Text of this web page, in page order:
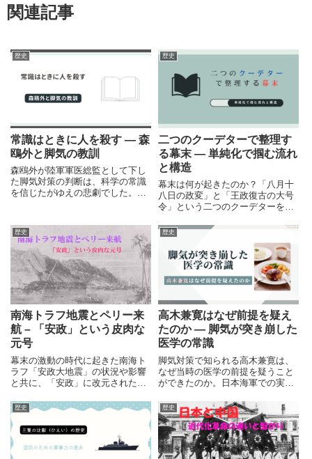
関連記事
歴史
常識はときに人を殺す ― 森
鴎外と脚気の教訓
森鴎外が陸軍軍医総監として下し
た脚気対策の判断は、科学の常識
を信じたがゆえの悲劇でした。歴
歴史
二つのクーデターで整理す
る幕末 ― 単純化で掴む流れ
と構造
幕末は何が起きたのか？「八月十
八日の政変」と「王政復古の大号
令」という二つのクーデターを軸
理。複雑な幕末史を短時間で俯瞰
できる解説記事です。
歴史
南海トラフ地震とペリー来
航 – 「安政」という皮肉な
元号
幕末の激動の時代に起きた南海ト
ラフ「安政大地震」の状況や影響
と共に、「安政」に改元された後
で整理します。
歴史
高木兼寛はなぜ前提を疑え
たのか ― 脚気が突き崩した
医学の常識
脚気対策で知られる高木兼寛は、
なぜ当時の医学の前提を疑うこと
ができたのか。日本海軍での実証
いったのかを、歴史の流れから静
かにたどります。
歴史 歴史